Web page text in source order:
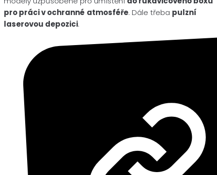
pro práci v ochranné atmosféře. Dále třeba pulzní
laserovou depozici.